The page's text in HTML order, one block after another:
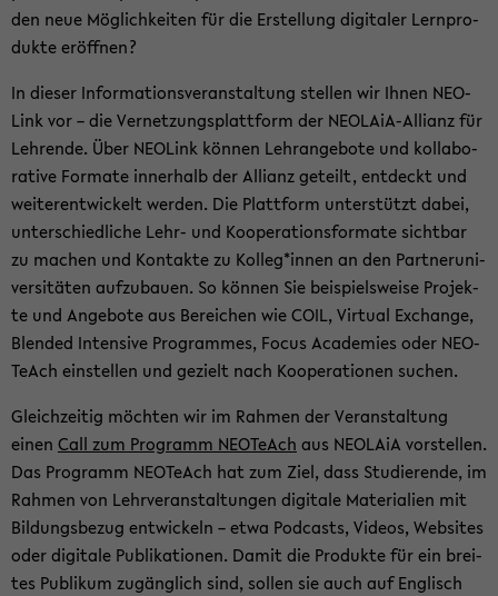
den neue Mög­lich­kei­ten für die Er­stel­lung di­gi­ta­ler Lern­pro­
duk­te er­öff­nen?
In die­ser In­for­ma­ti­ons­ver­an­stal­tung stel­len wir Ihnen NEO­
Link vor – die Ver­net­zungs­platt­form der NEOLAiA-​Allianz für
Leh­ren­de. Über NEO­Link kön­nen Lehr­an­ge­bo­te und kol­la­bo­
ra­ti­ve For­ma­te in­ner­halb der Al­li­anz ge­teilt, ent­deckt und
wei­ter­ent­wi­ckelt wer­den. Die Platt­form un­ter­stützt dabei,
un­ter­schied­li­che Lehr- und Ko­ope­ra­ti­ons­for­ma­te sicht­bar
zu ma­chen und Kon­tak­te zu Kol­leg*innen an den Part­ner­uni­
ver­si­tä­ten auf­zu­bau­en. So kön­nen Sie bei­spiels­wei­se Pro­jek­
te und An­ge­bo­te aus Be­rei­chen wie COIL, Vir­tu­al Exchan­ge,
Blen­ded In­ten­si­ve Pro­gram­mes, Focus Aca­de­mies oder NEO­
TeAch ein­stel­len und ge­zielt nach Ko­ope­ra­tio­nen su­chen.
Gleich­zei­tig möch­ten wir im Rah­men der Ver­an­stal­tung
einen Call zum Pro­gramm NEO­TeAch aus NEO­LA­iA vor­stel­len.
Das Pro­gramm NEO­TeAch hat zum Ziel, dass Stu­die­ren­de, im
Rah­men von Lehr­ver­an­stal­tun­gen di­gi­ta­le Ma­te­ria­li­en mit
Bil­dungs­be­zug ent­wi­ckeln – etwa Pod­casts, Vi­de­os, Web­sites
oder di­gi­ta­le Pu­bli­ka­tio­nen. Damit die Pro­duk­te für ein brei­
tes Pu­bli­kum zu­gäng­lich sind, sol­len sie auch auf Eng­lisch